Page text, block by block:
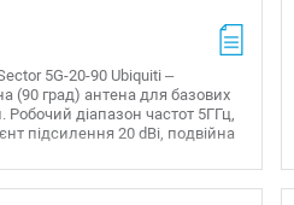
5G-20-90 Ubiquiti –
(90 град) антена для базових
Робочий діапазон частот 5ГГц,
підсилення 20 dBi, подвійна